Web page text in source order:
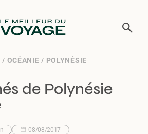
/ OCÉANIE / POLYNÉSIE
de Polynésie
08/08/2017